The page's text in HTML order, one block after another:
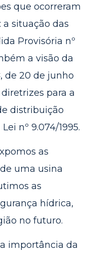
que ocorreram
situação das
Provisória nº
a visão da
de 20 de junho
para a
distribuição
nº 9.074/1995.
as
uma usina
as
hídrica,
no futuro.
importância da